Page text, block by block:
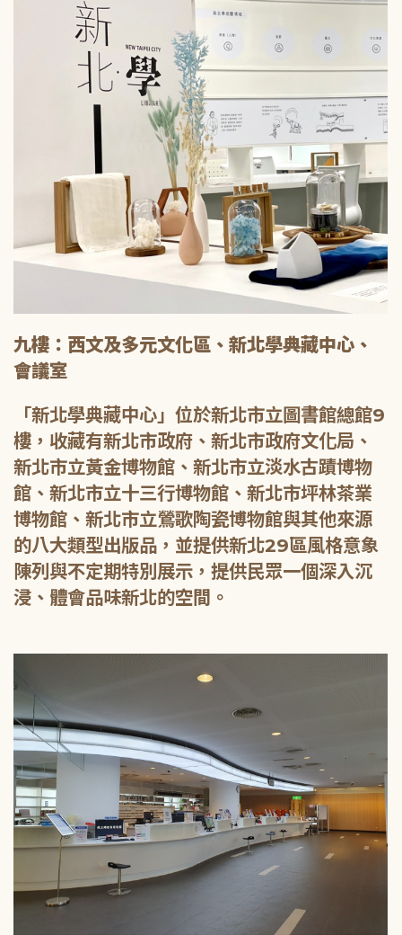
九樓：西文及多元文化區、新北學典藏中心、
會議室
「新北學典藏中心」位於新北市立圖書館總館9
樓，收藏有新北市政府、新北市政府文化局、
新北市立黃金博物館、新北市立淡水古蹟博物
館、新北市立十三行博物館、新北市坪林茶業
博物館、新北市立鶯歌陶瓷博物館與其他來源
的八大類型出版品，並提供新北29區風格意象
陳列與不定期特別展示，提供民眾一個深入沉
浸、體會品味新北的空間。